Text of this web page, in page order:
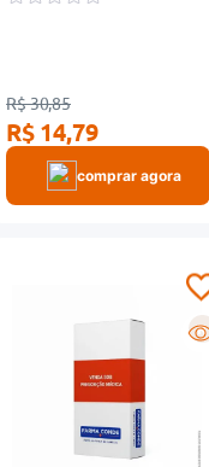
R$ 30,85
R$ 14,79
comprar agora
R